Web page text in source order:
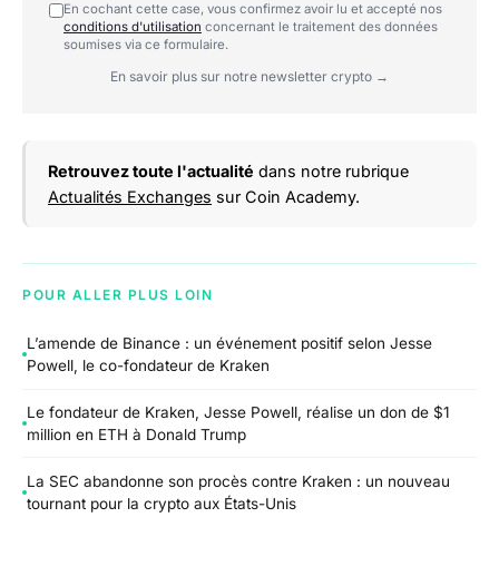
En cochant cette case, vous confirmez avoir lu et accepté nos
conditions d'utilisation concernant le traitement des données
soumises via ce formulaire.
En savoir plus sur notre newsletter crypto →
Retrouvez toute l'actualité dans notre rubrique
Actualités Exchanges sur Coin Academy.
POUR ALLER PLUS LOIN
L’amende de Binance : un événement positif selon Jesse
Powell, le co-fondateur de Kraken
Le fondateur de Kraken, Jesse Powell, réalise un don de $1
million en ETH à Donald Trump
La SEC abandonne son procès contre Kraken : un nouveau
tournant pour la crypto aux États-Unis